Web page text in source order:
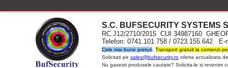
S.C. BUFSECURITY SYSTEMS
RC.J12/2710/2015 CUI 34987160
Telefon: 0741.101.758 / 0723.155.642
Cele mai bune preturi Transport gratuit la comenzi
Solicitati pe sales@bufsecurity.ro oferta actualizata
Nu gasesti produsele cautate? Solicita-le si revenim